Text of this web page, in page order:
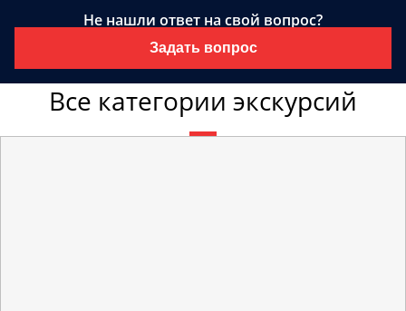
Не нашли ответ на свой вопрос?
Задать вопрос
Все категории экскурсий